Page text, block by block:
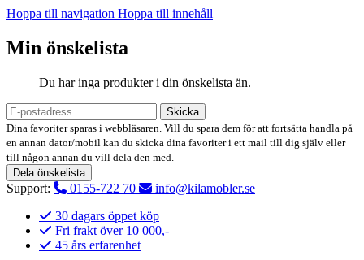
Hoppa till navigation Hoppa till innehåll
Min önskelista
Du har inga produkter i din önskelista än.
Skicka
Dina favoriter sparas i webbläsaren. Vill du spara dem för att fortsätta handla på
en annan dator/mobil kan du skicka dina favoriter i ett mail till dig själv eller
till någon annan du vill dela den med.
Dela önskelista
Support: 0155-722 70
info@kilamobler.se
30 dagars öppet köp
Fri frakt över 10 000,-
45 års erfarenhet